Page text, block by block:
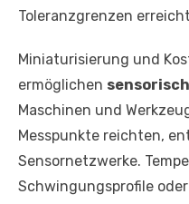
Toleranzgrenzen
Miniaturisierung und
ermöglichen
Maschinen und
Messpunkte reichten,
Sensornetzwerke.
Schwingungsprofile